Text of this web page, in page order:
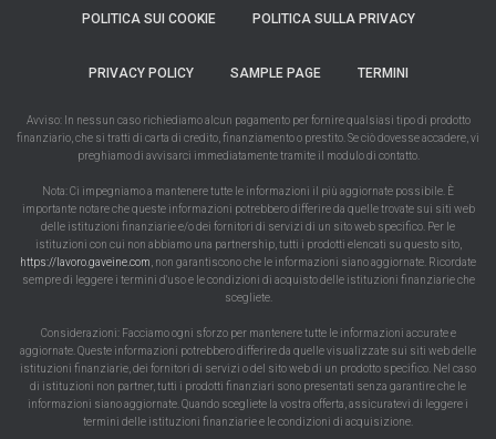
POLITICA SUI COOKIE POLITICA SULLA PRIVACY
PRIVACY POLICY SAMPLE PAGE TERMINI
Avviso: In nessun caso richiediamo alcun pagamento per fornire qualsiasi tipo di prodotto
finanziario, che si tratti di carta di credito, finanziamento o prestito. Se ciò dovesse accadere, vi
preghiamo di avvisarci immediatamente tramite il modulo di contatto.
Nota: Ci impegniamo a mantenere tutte le informazioni il più aggiornate possibile. È
importante notare che queste informazioni potrebbero differire da quelle trovate sui siti web
delle istituzioni finanziarie e/o dei fornitori di servizi di un sito web specifico. Per le
istituzioni con cui non abbiamo una partnership, tutti i prodotti elencati su questo sito,
https://lavoro.gaveine.com , non garantiscono che le informazioni siano aggiornate. Ricordate
sempre di leggere i termini d'uso e le condizioni di acquisto delle istituzioni finanziarie che
scegliete.
Considerazioni: Facciamo ogni sforzo per mantenere tutte le informazioni accurate e
aggiornate. Queste informazioni potrebbero differire da quelle visualizzate sui siti web delle
istituzioni finanziarie, dei fornitori di servizi o del sito web di un prodotto specifico. Nel caso
di istituzioni non partner, tutti i prodotti finanziari sono presentati senza garantire che le
informazioni siano aggiornate. Quando scegliete la vostra offerta, assicuratevi di leggere i
termini delle istituzioni finanziarie e le condizioni di acquisizione.